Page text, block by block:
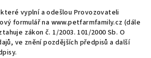
vyplní a odešlou Provozovateli
formulář na www.petfarmfamily.cz (dále
zákon č. 1/2003. 101/2000 Sb. O
ve znění pozdějších předpisů a další